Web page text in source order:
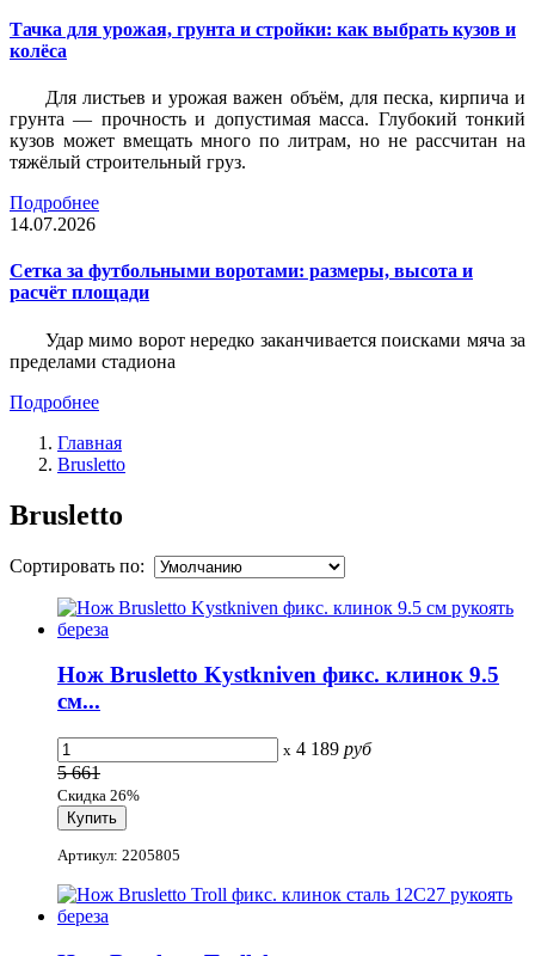
Тачка для урожая, грунта и стройки: как выбрать кузов и
колёса
Для листьев и урожая важен объём, для песка, кирпича и
грунта — прочность и допустимая масса. Глубокий тонкий
кузов может вмещать много по литрам, но не рассчитан на
тяжёлый строительный груз.
Подробнее
14.07.2026
Сетка за футбольными воротами: размеры, высота и
расчёт площади
Удар мимо ворот нередко заканчивается поисками мяча за
пределами стадиона
Подробнее
Главная
Brusletto
Brusletto
Сортировать по:
Нож Brusletto Kystkniven фикс. клинок 9.5
см...
x 4 189 руб
5 661
Скидка 26%
Артикул: 2205805